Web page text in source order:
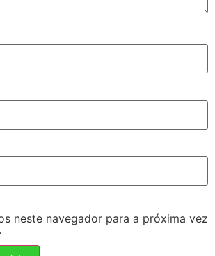
neste navegador para a próxima vez